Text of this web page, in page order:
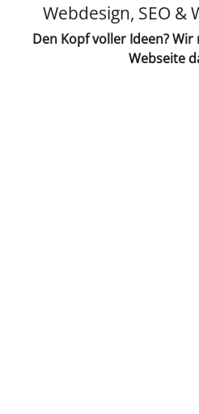
Webdesign, SEO &
Den Kopf voller Ideen?
Webseite